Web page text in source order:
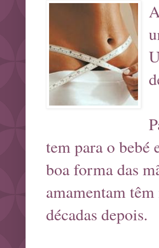
tem para o bebé
boa forma das
amamentam
décadas depois.